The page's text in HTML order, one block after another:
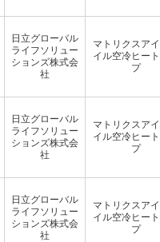
日立グローバル
ライフソリュー
ションズ株式会
社
マトリクスア
イル空冷ヒー
プ
日立グローバル
ライフソリュー
ションズ株式会
社
マトリクスア
イル空冷ヒー
プ
日立グローバル
ライフソリュー
ションズ株式会
社
マトリクスア
イル空冷ヒー
プ